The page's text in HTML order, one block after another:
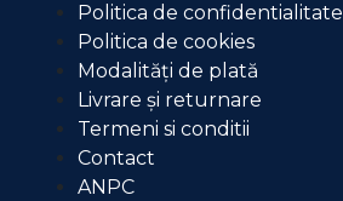
Politica de confidentialitate
Politica de cookies
Modalități de plată
Livrare și returnare
Termeni si conditii
Contact
ANPC